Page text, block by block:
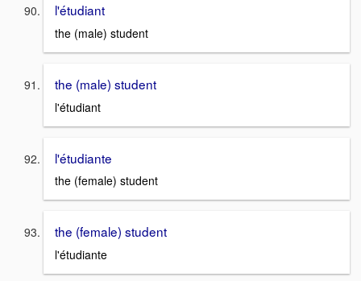
l'étudiant
the (male) student
the (male) student
l'étudiant
l'étudiante
the (female) student
the (female) student
l'étudiante